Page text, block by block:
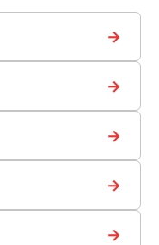
→
→
→
→
→